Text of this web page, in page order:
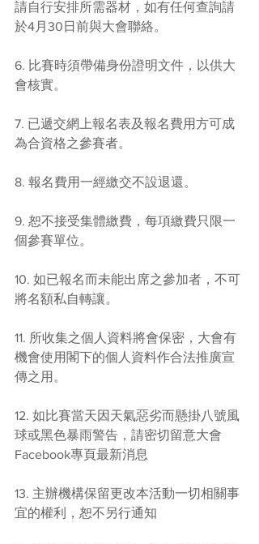
請自行安排所需器材，如有任何查詢請
於4月30日前與大會聯絡。
6. 比賽時須帶備身份證明文件，以供大
會核實。
7. 已遞交網上報名表及報名費用方可成
為合資格之參賽者。
8. 報名費用一經繳交不設退還。
9. 恕不接受集體繳費，每項繳費只限一
個參賽單位。
10. 如已報名而未能出席之參加者，不可
將名額私自轉讓。
11. 所收集之個人資料將會保密，大會有
機會使用閣下的個人資料作合法推廣宣
傳之用。
12. 如比賽當天因天氣惡劣而懸掛八號風
球或黑色暴雨警告，請密切留意大會
Facebook專頁最新消息
13. 主辦機構保留更改本活動一切相關事
宜的權利，恕不另行通知